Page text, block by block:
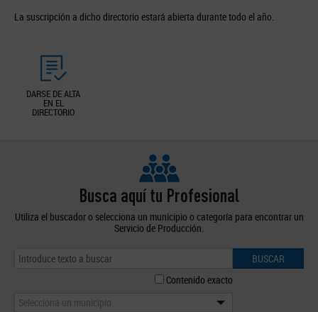
La suscripción a dicho directorio estará abierta durante todo el año.
DARSE DE ALTA
EN EL
DIRECTORIO
Busca aquí tu Profesional
Utiliza el buscador o selecciona un municipio o categoría para encontrar un
Servicio de Producción.
BUSCAR
Contenido exacto
Selecciona un municipio